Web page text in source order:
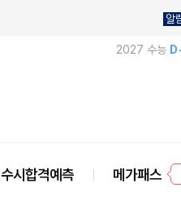
알
2027 수능
수시합격예측 메가패스